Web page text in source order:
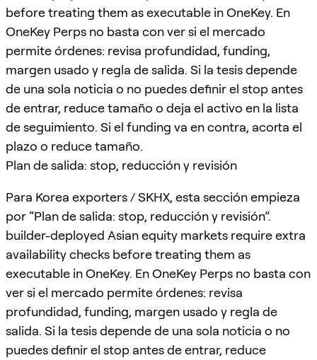
before treating them as executable in OneKey. En
OneKey Perps no basta con ver si el mercado
permite órdenes: revisa profundidad, funding,
margen usado y regla de salida. Si la tesis depende
de una sola noticia o no puedes definir el stop antes
de entrar, reduce tamaño o deja el activo en la lista
de seguimiento. Si el funding va en contra, acorta el
plazo o reduce tamaño.
Plan de salida: stop, reducción y revisión
Para Korea exporters / SKHX, esta sección empieza
por “Plan de salida: stop, reducción y revisión”.
builder-deployed Asian equity markets require extra
availability checks before treating them as
executable in OneKey. En OneKey Perps no basta con
ver si el mercado permite órdenes: revisa
profundidad, funding, margen usado y regla de
salida. Si la tesis depende de una sola noticia o no
puedes definir el stop antes de entrar, reduce